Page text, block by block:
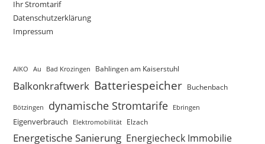
Ihr Stromtarif
Datenschutzerklärung
Impressum
AIKO Au Bad Krozingen Bahlingen am Kaiserstuhl
Balkonkraftwerk Batteriespeicher Buchenbach
Bötzingen dynamische Stromtarife Ebringen
Eigenverbrauch Elektromobilität Elzach
Energetische Sanierung Energiecheck Immobilie